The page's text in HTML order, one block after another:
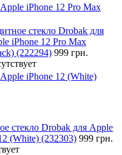
iPhone 12 Pro Max
стекло Drobak для
iPhone 12 Pro Max
(222294) 999 грн.
iPhone 12 (White)
стекло Drobak для Apple
(White) (232303) 999 грн.